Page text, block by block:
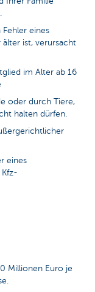
eines
älter ist, verursacht
im Alter ab 16
oder durch Tiere,
halten dürfen.
eines
Kfz-
Millionen Euro je